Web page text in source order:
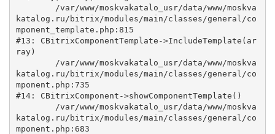
katalog.ru/bitrix/modules/main/classes/general/co
mponent_template.php:815
#13: CBitrixComponentTemplate->IncludeTemplate(ar
ray)
katalog.ru/bitrix/modules/main/classes/general/co
mponent.php:735
#14: CBitrixComponent->showComponentTemplate()
katalog.ru/bitrix/modules/main/classes/general/co
mponent.php:683